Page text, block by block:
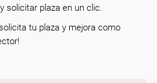
solicitar plaza en un clic.
tu plaza y mejora como